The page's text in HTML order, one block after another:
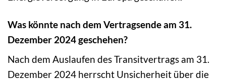
Was könnte nach dem Vertragsende am 31.
Dezember 2024 geschehen?
Nach dem Auslaufen des Transitvertrags am 31.
Dezember 2024 herrscht Unsicherheit über die